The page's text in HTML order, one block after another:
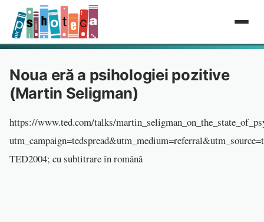
Noua eră a psihologiei pozitive
(Martin Seligman)
https://www.ted.com/talks/
TED2004; cu subtitrare în română